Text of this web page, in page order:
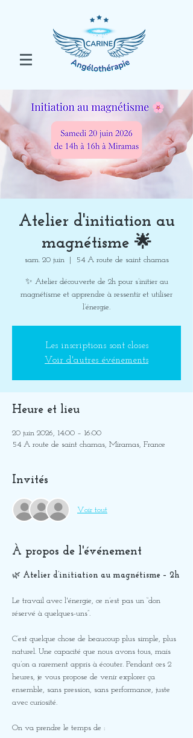
Atelier d'initiation au
magnétisme 🌟
sam. 20 juin
  |
54 A route de saint chamas
✨ Atelier découverte de 2h pour s’initier au
magnétisme et apprendre à ressentir et utiliser
l’énergie.
Les inscriptions sont closes
Voir d'autres événements
Heure et lieu
20 juin 2026, 14:00 – 16:00
54 A route de saint chamas, Miramas, France
Invités
Voir tout
À propos de l'événement
🌿 Atelier d’initiation au magnétisme – 2h
Le travail avec l'énergie, ce n’est pas un “don
réservé à quelques-uns”.
C’est quelque chose de beaucoup plus simple, plus
naturel. Une capacité que nous avons tous, mais
qu’on a rarement appris à écouter. Pendant ces 2
heures, je vous propose de venir explorer ça
ensemble, sans pression, sans performance, juste
avec curiosité.
On va prendre le temps de :